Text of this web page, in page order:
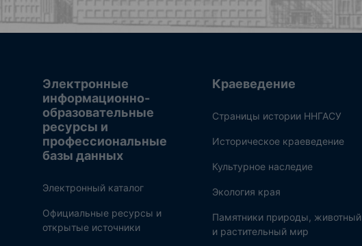
Электронные
информационно-
образовательные
ресурсы и
профессиональные
базы данных
Электронный каталог
Официальные ресурсы и
открытые источники
Краеведение
Страницы истории ННГАСУ
Историческое краеведение
Культурное наследие
Экология края
Памятники природы, животный
и растительный мир